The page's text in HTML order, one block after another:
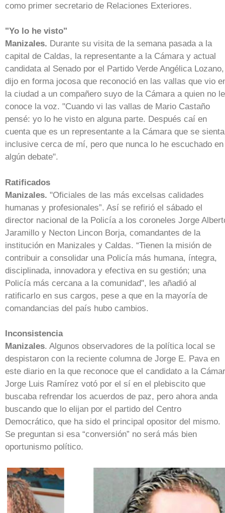
como primer secretario de Relaciones Exteriores.
"Yo lo he visto"
Manizales. Durante su visita de la semana pasada a la
capital de Caldas, la representante a la Cámara y actual
candidata al Senado por el Partido Verde Angélica Lozano,
dijo en forma jocosa que reconoció en las vallas que vio
la ciudad a un compañero suyo de la Cámara a quien no le
conoce la voz. "Cuando vi las vallas de Mario Castaño
pensé: yo lo he visto en alguna parte. Después caí en
cuenta que es un representante a la Cámara que se sienta
inclusive cerca de mí, pero que nunca lo he escuchado en
algún debate".
Ratificados
Manizales. "Oficiales de las más excelsas calidades
humanas y profesionales”. Así se refirió el sábado el
director nacional de la Policía a los coroneles Jorge
Jaramillo y Necton Lincon Borja, comandantes de la
institución en Manizales y Caldas. “Tienen la misión de
contribuir a consolidar una Policía más humana, íntegra,
disciplinada, innovadora y efectiva en su gestión; una
Policía más cercana a la comunidad", les añadió al
ratificarlo en sus cargos, pese a que en la mayoría de
comandancias del país hubo cambios.
Inconsistencia
Manizales. Algunos observadores de la política local se
despistaron con la reciente columna de Jorge E. Pava en
este diario en la que reconoce que el candidato a la
Jorge Luis Ramírez votó por el sí en el plebiscito que
buscaba refrendar los acuerdos de paz, pero ahora anda
buscando que lo elijan por el partido del Centro
Democrático, que ha sido el principal opositor del mismo.
Se preguntan si esa “conversión” no será más bien
oportunismo político.